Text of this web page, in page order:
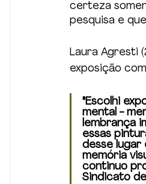
certeza
pesquisa e
Laura Agresti
exposição
"Escolhi
mental -
lembrança
essas
desse lugar
memória
continuo
Sindicato